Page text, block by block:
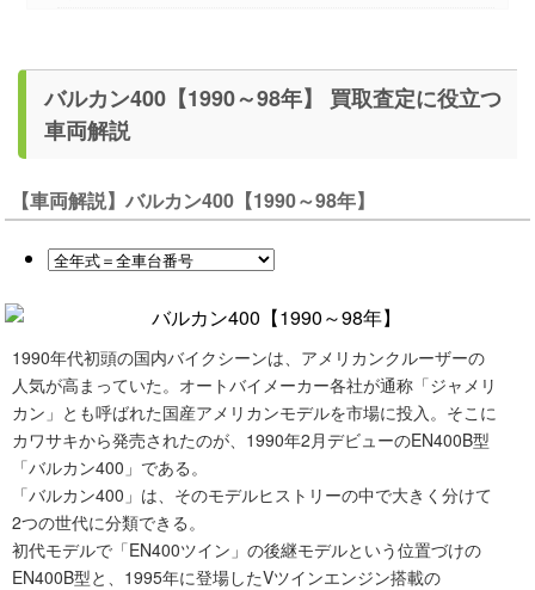
バルカン400【1990～98年】 買取査定に役立つ
車両解説
【車両解説】バルカン400【1990～98年】
1990年代初頭の国内バイクシーンは、アメリカンクルーザーの
人気が高まっていた。オートバイメーカー各社が通称「ジャメリ
カン」とも呼ばれた国産アメリカンモデルを市場に投入。そこに
カワサキから発売されたのが、1990年2月デビューのEN400B型
「バルカン400」である。
「バルカン400」は、そのモデルヒストリーの中で大きく分けて
2つの世代に分類できる。
初代モデルで「EN400ツイン」の後継モデルという位置づけの
EN400B型と、1995年に登場したVツインエンジン搭載の